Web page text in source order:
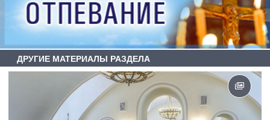
ДРУГИЕ МАТЕРИАЛЫ РАЗДЕЛА